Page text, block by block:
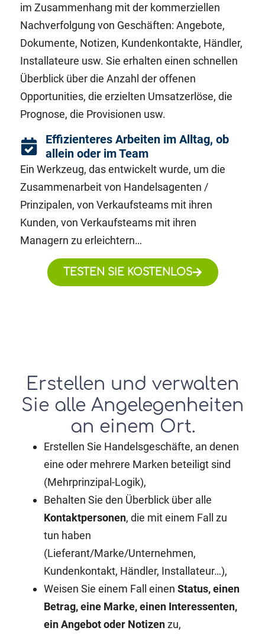
im Zusammenhang mit der kommerziellen
Nachverfolgung von Geschäften: Angebote,
Dokumente, Notizen, Kundenkontakte, Händler,
Installateure usw. Sie erhalten einen schnellen
Überblick über die Anzahl der offenen
Opportunities, die erzielten Umsatzerlöse, die
Prognose, die Provisionen usw.
Effizienteres Arbeiten im Alltag, ob
allein oder im Team
Ein Werkzeug, das entwickelt wurde, um die
Zusammenarbeit von Handelsagenten /
Prinzipalen, von Verkaufsteams mit ihren
Kunden, von Verkaufsteams mit ihren
Managern zu erleichtern…
TESTEN SIE KOSTENLOS
Erstellen und verwalten
Sie alle Angelegenheiten
an einem Ort.
Erstellen Sie Handelsgeschäfte, an denen
eine oder mehrere Marken beteiligt sind
(Mehrprinzipal-Logik),
Behalten Sie den Überblick über alle
Kontaktpersonen, die mit einem Fall zu
tun haben
(Lieferant/Marke/Unternehmen,
Kundenkontakt, Händler, Installateur…),
Weisen Sie einem Fall einenStatus, einen
Betrag, eine Marke, einen Interessenten,
ein Angebot oder Notizenzu,